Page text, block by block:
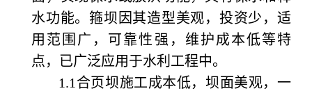
水功能。箍坝因其造型美观，投资少，适
用范围广，可靠性强，维护成本低等特
点，已广泛应用于水利工程中。
1.1合页坝施工成本低，坝面美观，一